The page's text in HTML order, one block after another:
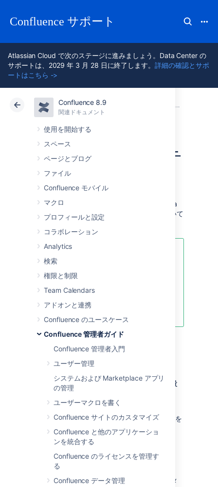
Confluence サポート
Atlassian Cloud で次のステージに進みましょう。Data Center の
サポートは、2029 年 3 月 28 日に終了します。詳細の確認とサポ
ートはこちら ->
Confluence 8.9
関連ドキュメント
使用を開始する
スペース
ページとブログ
ファイル
Confluence モバイル
マクロ
プロフィールと設定
コラボレーション
Analytics
検索
権限と制限
Team Calendars
アドオンと連携
Confluence のユースケース
Confluence 管理者ガイド
Confluence 管理者入門
ユーザー管理
システムおよび Marketplace アプリ
の管理
ユーザーマクロを書く
Confluence サイトのカスタマイズ
Confluence と他のアプリケーショ
ンを統合する
Confluence のライセンスを管理す
る
Confluence データ管理
アトラシアン サポート 関連ドキュメントConfluence
クラウド Data Center 8.9
システム プロパテ
ィの設定
このページでは、Confluence の起動時に Java
プロパティとオプションを設定する方法について
説明します。
Fix java.lang.OutOfMemoryError in
java.lang.OutOfMemoryError を修
正する)
Linux
Linux インストールでシステム プロパティを設
定する方法
<installation-
directory>/bin/setenv.shファイルを
編集します。
CATALINA_OPTS=
(Confluence 5.5 以前の場合は
JAVA_OPTS= )
認識済みのシステム プロパティ
のパラメ